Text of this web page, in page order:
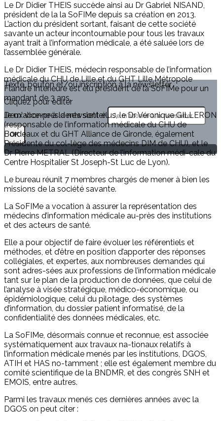
Texte, bouton et/ou inscription à la newsletter
Cliquez pour éditer
Je m'abonne à la newsletter
OK
Le Dr Didier THEIS succède ainsi au Dr Gabriel NISAND,
président de la la SoFIMe depuis sa création en 2013.
L’action du président sortant, faisant de cette société
savante un acteur incontournable pour tous les travaux
ayant trait à l’information médicale, a été saluée lors de
l’assemblée générale.
Le Dr Didier THEIS, médecin responsable de l’information
médicale du CHU de Lille et du GHT Lille Métropole
Flandre Intérieure est élu président de la SoFIMe pour un
mandant de 3 ans.
Deux vice-présidents sont élus, le Dr Véronique GILLERON
(responsable de l’information médicale du CHU de
Bordeaux et du GHT Alliance de Gironde, également
Présidente du col-lège des médecins DIM de CHU), et le
Dr Pierre METRAL (Directeur de l’information médi-cale du
Centre Hospitalier St Joseph-St Luc de Lyon).
Le bureau réunit 7 membres chargés de mener à bien les
missions de la société savante.
La SoFIMe a vocation à assurer la représentation des
médecins d’information médicale au-près des institutions
et des acteurs de santé.
Elle a pour objectif de faire évoluer les référentiels et
méthodes, et d’être en position d’apporter des réponses
collégiales, et expertes, aux nombreuses demandes qui
sont adres-sées aux professions de l’information médicale
tant sur le plan de la production de données, que celui de
l’analyse à visée stratégique, médico-économique, ou
épidémiologique, celui du pilotage, des systèmes
d’information, du dossier patient informatisé, de la
confidentialité des données médicales, etc.
La SoFIMe, désormais connue et reconnue, est associée
systématiquement aux travaux na-tionaux relatifs à
l’information médicale menés par les institutions, DGOS,
ATIH et HAS no-tamment ; elle est également membre du
comité scientifique de la BNDMR, et des congrès SNH et
EMOIS, entre autres.
Parmi les travaux menés ces dernières années avec la
DGOS on peut citer :